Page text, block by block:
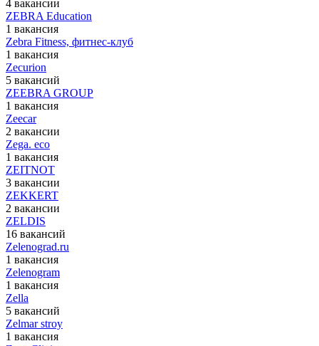
4 вакансии
ZEBRA Education
1 вакансия
Zebra Fitness, фитнес-клуб
1 вакансия
Zecurion
5 вакансий
ZEEBRA GROUP
1 вакансия
Zeecar
2 вакансии
Zega. eco
1 вакансия
ZEITNOT
3 вакансии
ZEKKERT
2 вакансии
ZELDIS
16 вакансий
Zelenograd.ru
1 вакансия
Zelenogram
1 вакансия
Zella
5 вакансий
Zelmar stroy
1 вакансия